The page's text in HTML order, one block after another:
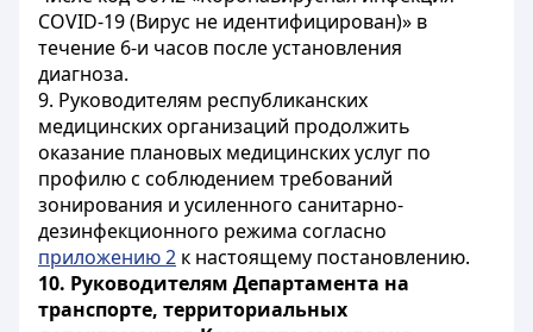
COVID-19 (Вирус не идентифицирован)» в
течение 6-и часов после установления
диагноза.
9. Руководителям республиканских
медицинских организаций продолжить
оказание плановых медицинских услуг по
профилю с соблюдением требований
зонирования и усиленного санитарно-
дезинфекционного режима согласно
приложению 2 к настоящему постановлению.
10. Руководителям Департамента на
транспорте, территориальных